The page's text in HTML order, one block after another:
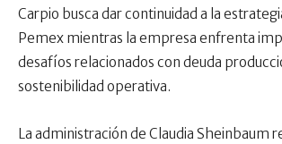
Carpio busca dar continuidad a la
Pemex mientras la empresa enfrenta
desafíos relacionados con deuda
sostenibilidad operativa.
La administración de Claudia Sheinbaum